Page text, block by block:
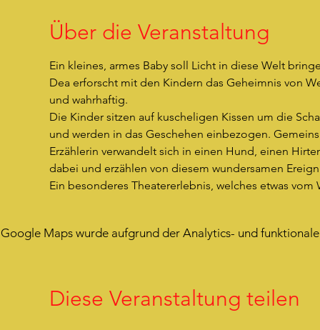
Über die Veranstaltung
Ein kleines, armes Baby soll Licht in diese Welt
Dea erforscht mit den Kindern das Geheimnis von
und wahrhaftig.
Die Kinder sitzen auf kuscheligen Kissen um die
und werden in das Geschehen einbezogen.
Erzählerin verwandelt sich in einen Hund, einen
dabei und erzählen von diesem wundersamen
Ein besonderes Theatererlebnis, welches etwas
Google Maps wurde aufgrund der Analytics- und
Diese Veranstaltung teilen